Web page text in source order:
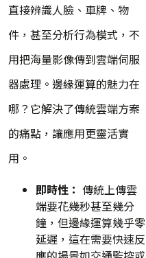
直接辨識人臉、車牌、物
件，甚至分析行為模式，不
用把海量影像傳到雲端伺服
器處理。邊緣運算的魅力在
哪？它解決了傳統雲端方案
的痛點，讓應用更靈活實
用。
即時性： 傳統上傳雲
端要花幾秒甚至幾分
鐘，但邊緣運算幾乎零
延遲，這在需要快速反